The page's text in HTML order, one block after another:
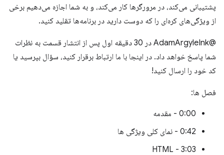
پشتیبانی می‌کند، در مرورگرها کار می‌کند، و به شما اجازه می‌دهیم برخی
از ویژگی‌های کره‌ای را که دوست دارید در برنامه‌ها تقلید کنید.
@AdamArgyleInk در 30 دقیقه اول پس از انتشار قسمت به نظرات
شما پاسخ خواهد داد. در اینجا با ما ارتباط برقرار کنید، سؤال بپرسید یا
کد خود را ارسال کنید!
فصل ها:
0:00 - مقدمه
0:42 - نمای کلی ویژگی ها
3:03 - HTML